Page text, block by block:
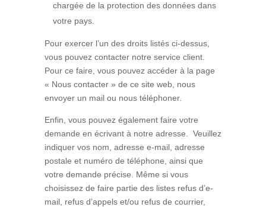
chargée de la protection des données dans
votre pays.
Pour exercer l’un des droits listés ci-dessus,
vous pouvez contacter notre service client.
Pour ce faire, vous pouvez accéder à la page
« Nous contacter » de ce site web, nous
envoyer un mail ou nous téléphoner.
Enfin, vous pouvez également faire votre
demande en écrivant à notre adresse. Veuillez
indiquer vos nom, adresse e-mail, adresse
postale et numéro de téléphone, ainsi que
votre demande précise. Même si vous
choisissez de faire partie des listes refus d’e-
mail, refus d’appels et/ou refus de courrier,